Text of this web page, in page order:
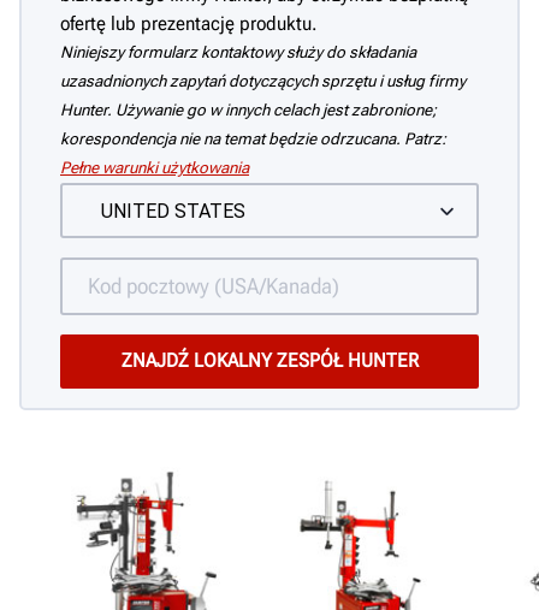
ofertę lub prezentację produktu.
Niniejszy formularz kontaktowy służy do składania
uzasadnionych zapytań dotyczących sprzętu i usług firmy
Hunter. Używanie go w innych celach jest zabronione;
korespondencja nie na temat będzie odrzucana. Patrz:
Pełne warunki użytkowania